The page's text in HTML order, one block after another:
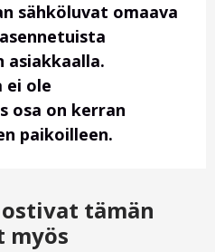
sähköluvat omaava
asiakkaalla.
ei ole
osa on kerran
paikoilleen.
tämän
myös